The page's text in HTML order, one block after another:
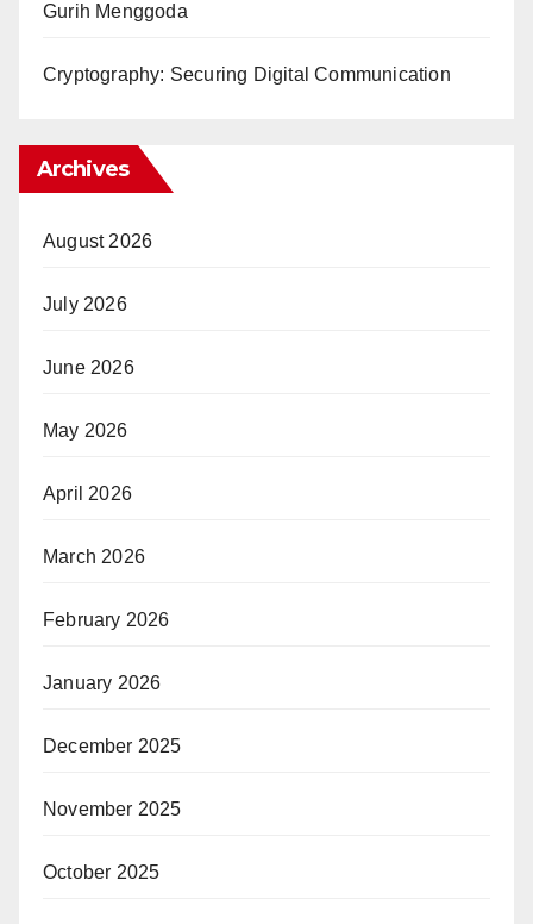
Gurih Menggoda
Cryptography: Securing Digital Communication
Archives
August 2026
July 2026
June 2026
May 2026
April 2026
March 2026
February 2026
January 2026
December 2025
November 2025
October 2025